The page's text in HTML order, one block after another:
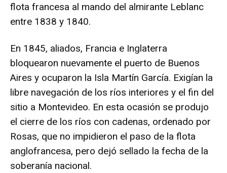
flota francesa al mando del almirante Leblanc
entre 1838 y 1840.
En 1845, aliados, Francia e Inglaterra
bloquearon nuevamente el puerto de Buenos
Aires y ocuparon la Isla Martín García. Exigían la
libre navegación de los ríos interiores y el fin del
sitio a Montevideo. En esta ocasión se produjo
el cierre de los ríos con cadenas, ordenado por
Rosas, que no impidieron el paso de la flota
anglofrancesa, pero dejó sellado la fecha de la
soberanía nacional.